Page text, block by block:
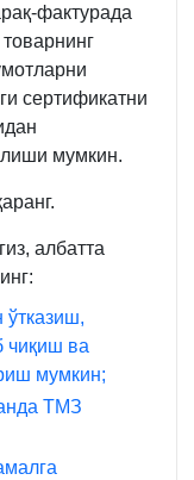
фактурада
сертификатни
мумкин.
албатта
ўтказиш,
чиқиш ва
мумкин;
ТМЗ